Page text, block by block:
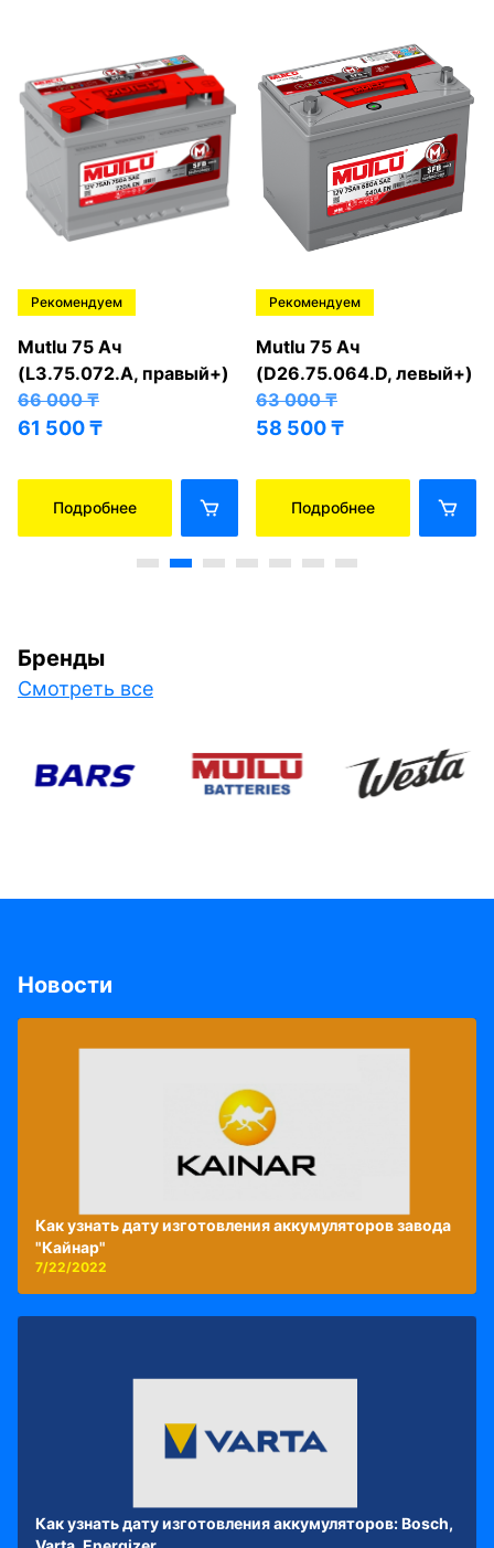
Рекомендуем
Mutlu 75 Ач
(L3.75.072.A, правый+)
66 000₸
61 500₸
Подробнее
Рекомендуем
Mutlu 75 Ач
(D26.75.064.D, левый+)
63 000₸
58 500₸
Подробнее
Бренды
Смотреть все
Новости
Как узнать дату изготовления аккумуляторов завода
"Кайнар"
7/22/2022
Как узнать дату изготовления аккумуляторов: Bosch,